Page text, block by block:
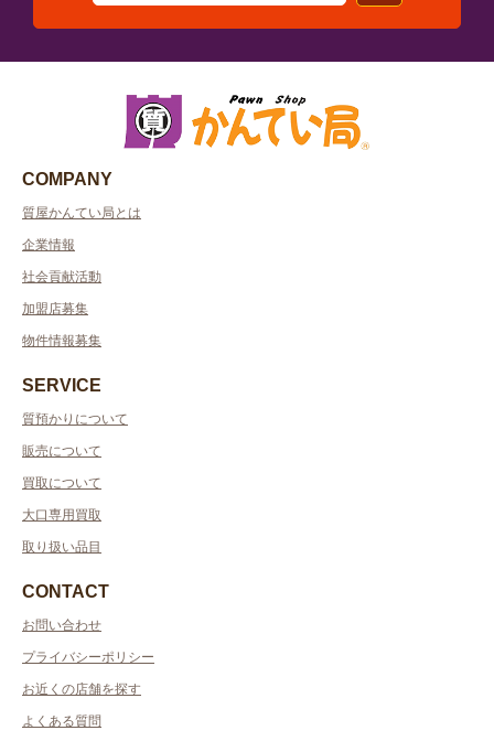
COMPANY
質屋かんてい局とは
企業情報
社会貢献活動
加盟店募集
物件情報募集
SERVICE
質預かりについて
販売について
買取について
大口専用買取
取り扱い品目
CONTACT
お問い合わせ
プライバシーポリシー
お近くの店舗を探す
よくある質問